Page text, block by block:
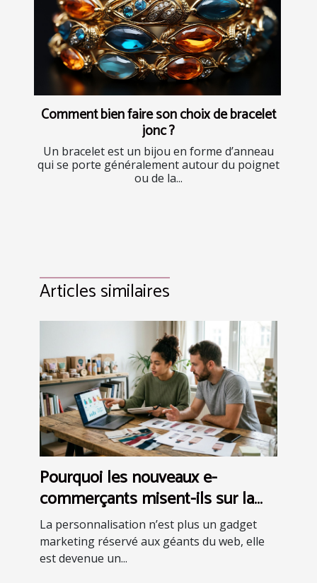
Comment bien faire son choix de bracelet
jonc ?
Un bracelet est un bijou en forme d’anneau
qui se porte généralement autour du poignet
ou de la...
Articles similaires
Pourquoi les nouveaux e-
commerçants misent-ils sur la
personnalisation avancée ?
La personnalisation n’est plus un gadget
marketing réservé aux géants du web, elle
est devenue un...